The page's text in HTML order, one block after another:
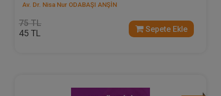
Av. Dr. Nisa Nur ODABAŞI ANŞİN
75 TL
45 TL Sepete Ekle